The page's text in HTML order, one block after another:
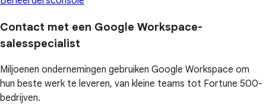
Contact met een Google Workspace-
salesspecialist
Miljoenen ondernemingen gebruiken Google Workspace om
hun beste werk te leveren, van kleine teams tot Fortune 500-
bedrijven.